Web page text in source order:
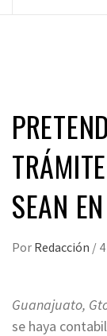
SEAN
Por Redacción /
Guanajuato,
se haya